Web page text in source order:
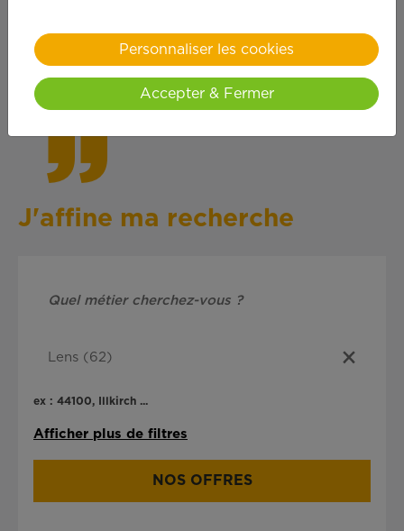
quand on y met du
cœur !
J'affine ma recherche
ex : 44100, Illkirch ...
Afficher plus de filtres
NOS OFFRES
Personnaliser les cookies
Accepter & Fermer